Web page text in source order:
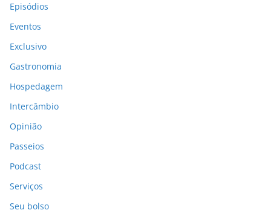
Episódios
Eventos
Exclusivo
Gastronomia
Hospedagem
Intercâmbio
Opinião
Passeios
Podcast
Serviços
Seu bolso